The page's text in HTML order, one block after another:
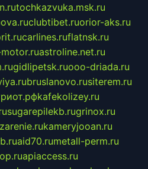
tochkazvuka.msk.ru
clubtibet.ruorior-aks.ru
carlines.ruflatnsk.ru
astroline.net.ru
gidlipetsk.ruooo-driada.ru
bruslanovo.rusiterem.ru
kafekolizey.ru
sugarepilekb.rugrinox.ru
kameryjooan.ru
aid70.rumetall-perm.ru
apiaccess.ru